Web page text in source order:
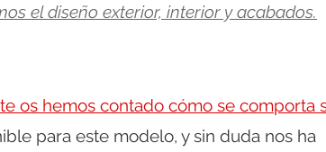
el diseño exterior, interior y acabados.
os hemos contado cómo se comporta
para este modelo, y sin duda nos ha